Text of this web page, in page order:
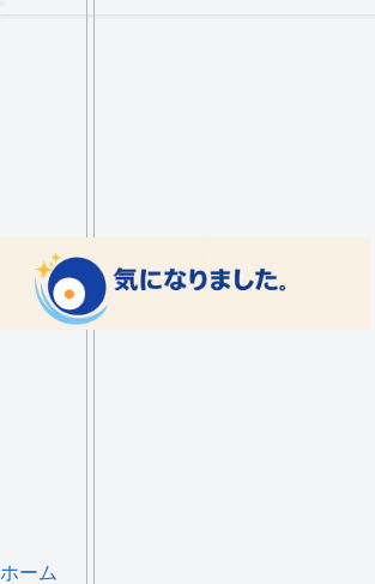
ホーム